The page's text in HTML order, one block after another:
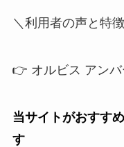
＼利用者の声と特
👉 オルビス アンバ
当サイトがおすす
す